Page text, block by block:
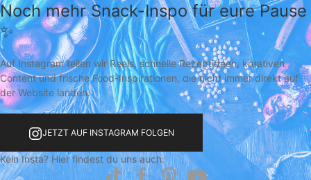
Noch mehr Snack-Inspo für eure Pause
✨
Auf Instagram teilen wir Reels, schnelle Rezeptideen, kreativen
Content und frische Food-Inspirationen, die nicht immer direkt auf
der Website landen.
JETZT AUF INSTAGRAM FOLGEN
Kein Insta? Hier findest du uns auch: